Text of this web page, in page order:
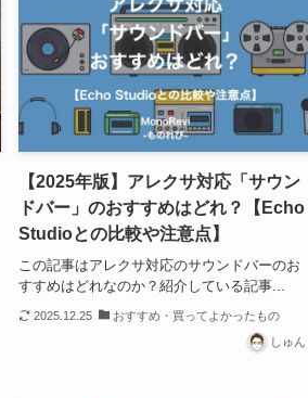
【2025年版】アレクサ対応「サウン
ドバー」のおすすめはどれ？【Echo
Studioとの比較や注意点】
この記事はアレクサ対応のサウンドバーのお
すすめはどれなのか？紹介している記事...
2025.12.25 おすすめ・買ってよかったもの
しゅん